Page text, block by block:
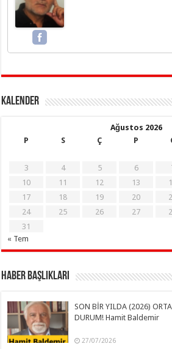
KALENDER
Ağustos 2026
P
S Ç P
3
4 5 6
10
11 12 13
17
18 19 20
24
25 26 27
31
« Tem
Haber Başlıkları
SON BİR YILDA (2026)
DURUM! Hamit Baldemir
27/07/2026